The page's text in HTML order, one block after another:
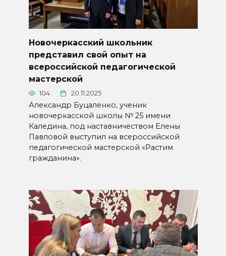
Новочеркасский школьник
представил свой опыт на
всероссийской педагогической
мастерской
104 20.11.2025
Александр Буцаленко, ученик
новочеркасской школы № 25 имени
Каледина, под наставничеством Елены
Павловой выступил на всероссийской
педагогической мастерской «Растим
гражданина».